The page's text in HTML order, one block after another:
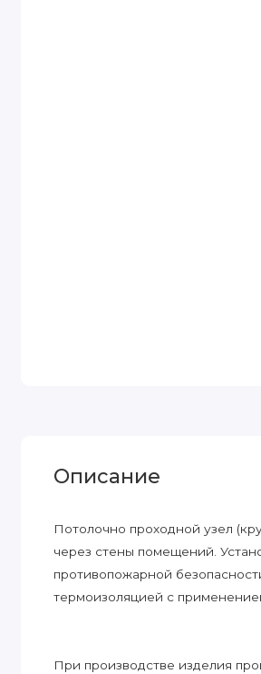
Описание
Потолочно проходной узел
через стены помещений.
противопожарной
термоизоляцией с
При производстве изделия